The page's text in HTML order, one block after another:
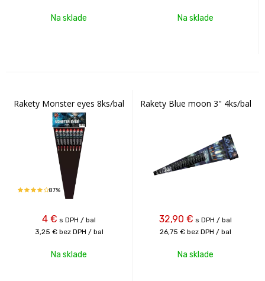
Na sklade Na sklade
Rakety Monster eyes 8ks/bal
87%
4 € s DPH / bal
3,25 € bez DPH / bal
Na sklade
Rakety Blue moon 3" 4ks/bal
32,90 € s DPH / bal
26,75 € bez DPH / bal
Na sklade